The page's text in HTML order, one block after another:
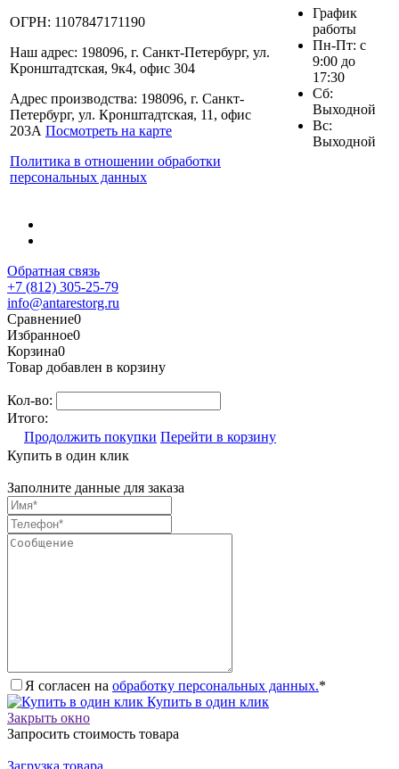
ОГРН: 1107847171190
Наш адрес: 198096, г. Санкт-Петербург, ул.
Кронштадтская, 9к4, офис 304
Адрес производства: 198096, г. Санкт-
Петербург, ул. Кронштадтская, 11, офис
203А Посмотреть на карте
Политика в отношении обработки
персональных данных
График
работы
Пн-Пт: с
9:00 до
17:30
Сб:
Выходной
Вс:
Выходной
Обратная связь
+7 (812) 305-25-79
info@antarestorg.ru
Сравнение0
Избранное0
Корзина0
Товар добавлен в корзину
Кол-во:
Итого:
Продолжить покупки Перейти в корзину
Купить в один клик
Заполните данные для заказа
Я согласен на обработку персональных данных.*
Купить в один клик
Закрыть окно
Запросить стоимость товара
Загрузка товара